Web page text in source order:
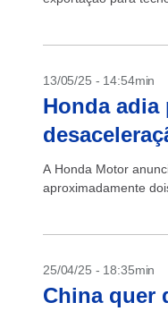
13/05/25 - 14:54min
Honda
A Honda Motor
aproximadamente
25/04/25 - 18:35min
China quer